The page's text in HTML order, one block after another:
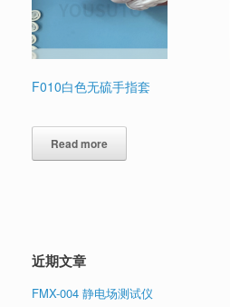
F010白色无硫手指套
Read more
近期文章
FMX-004 静电场测试仪